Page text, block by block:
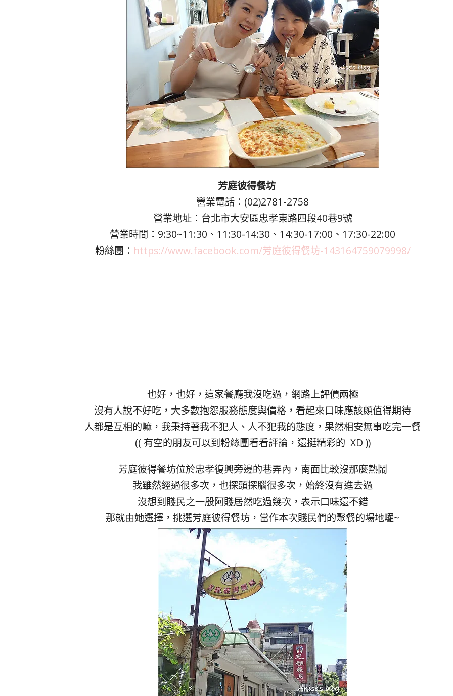
芳庭彼得餐坊
營業電話：(02)2781-2758
營業地址：台北市大安區忠孝東路四段40巷9號
營業時間：9:30~11:30、11:30-14:30、14:30-17:00、17:30-22:00
粉絲團： https://www.facebook.com/芳庭彼得餐坊-143164759079998/
也好，也好，這家餐廳我沒吃過，網路上評價兩極
沒有人說不好吃，大多數抱怨服務態度與價格，看起來口味應該頗值得期待
人都是互相的嘛，我秉持著我不犯人、人不犯我的態度，果然相安無事吃完一餐
(( 有空的朋友可以到粉絲團看看評論，還挺精彩的 XD ))
芳庭彼得餐坊位於忠孝復興旁邊的巷弄內，南面比較沒那麼熱鬧
我雖然經過很多次，也探頭探腦很多次，始終沒有進去過
沒想到賤民之一殷阿賤居然吃過幾次，表示口味還不錯
那就由她選擇，挑選芳庭彼得餐坊，當作本次賤民們的聚餐的場地囉~